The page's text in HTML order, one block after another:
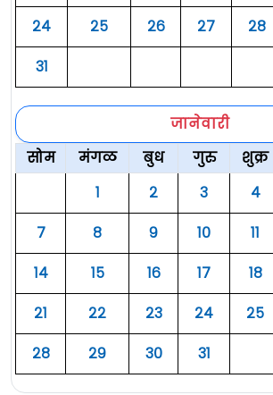
२४
२५ २६ २७ २८
३१
जानेवारी
सोम
मंगळ बुध गुरु शुक्र
१
२ ३ ४
७
८ ९ १० ११
१४
१५ १६ १७ १८
२१
२२ २३ २४ २५
२८
२९ ३० ३१